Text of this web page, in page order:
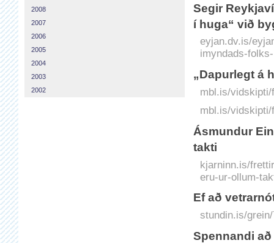
Segir
í huga“ við
eyjan.dv.is/
imyndads-
„Dapurlegt á
mbl.is/vidskipti/
mbl.is/vidskipti/
Ásmundur
takti
kjarninn.is/
eru-ur-ollum-
Ef að
stundin.is/
Spennandi
2008
2007
2006
2005
2004
2003
2002